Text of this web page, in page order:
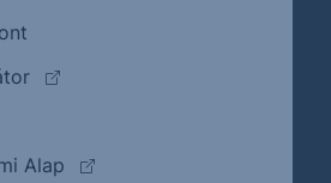
(külső oldalra ugrik)
oldalra ugrik)
Alap
(külső oldalra ugrik)